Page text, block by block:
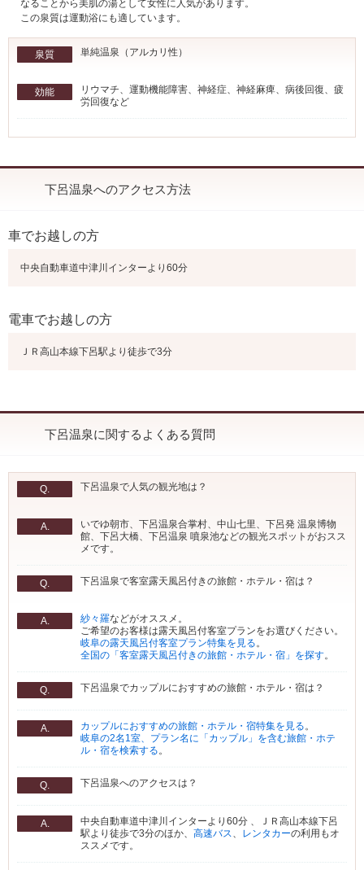
なることから美肌の湯として女性に人気があります。
この泉質は運動浴にも適しています。
泉質 単純温泉（アルカリ性）
効能
リウマチ、運動機能障害、神経症、神経麻痺、病後回復、疲
労回復など
下呂温泉へのアクセス方法
車でお越しの方
中央自動車道中津川インターより60分
電車でお越しの方
ＪＲ高山本線下呂駅より徒歩で3分
下呂温泉に関するよくある質問
Q. 下呂温泉で人気の観光地は？
A.
いでゆ朝市、下呂温泉合掌村、中山七里、下呂発 温泉博物
館、下呂大橋、下呂温泉 噴泉池などの観光スポットがおスス
メです。
Q. 下呂温泉で客室露天風呂付きの旅館・ホテル・宿は？
A. 紗々羅などがオススメ。
ご希望のお客様は露天風呂付客室プランをお選びください。
岐阜の露天風呂付客室プラン特集を見る 。
全国の「客室露天風呂付きの旅館・ホテル・宿」を探す。
Q. 下呂温泉でカップルにおすすめの旅館・ホテル・宿は？
A. カップルにおすすめの旅館・ホテル・宿特集を見る 。
岐阜の2名1室、プラン名に「カップル」を含む旅館・ホテ
ル・宿を検索する 。
Q. 下呂温泉へのアクセスは？
A.
中央自動車道中津川インターより60分 、ＪＲ高山本線下呂
駅より徒歩で3分のほか、 高速バス レンタカーの利用もオ
ススメです。